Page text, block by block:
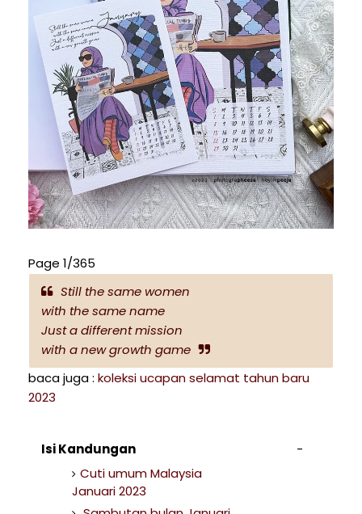
Page 1/365
Still the same women
with the same name
Just a different mission
with a new growth game
baca juga : koleksi ucapan selamat tahun baru
2023
Isi Kandungan
Cuti umum Malaysia
Januari 2023